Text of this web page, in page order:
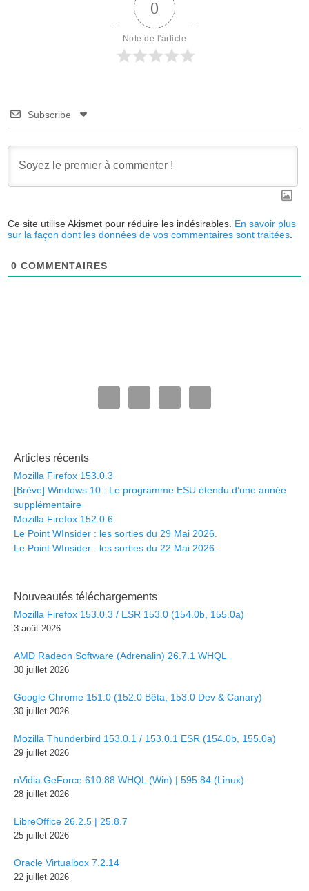
0
Note de l'article
Subscribe
Ce site utilise Akismet pour réduire les indésirables. En savoir plus
sur la façon dont les données de vos commentaires sont traitées
0 COMMENTAIRES
Articles récents
Mozilla Firefox 153.0.3
[Brève] Windows 10 : Le programme ESU étendu d’une année
supplémentaire
Mozilla Firefox 152.0.6
Le Point WInsider : les sorties du 29 Mai 2026.
Le Point WInsider : les sorties du 22 Mai 2026.
Nouveautés téléchargements
Mozilla Firefox 153.0.3 / ESR 153.0 (154.0b, 155.0a)
3 août 2026
AMD Radeon Software (Adrenalin) 26.7.1 WHQL
30 juillet 2026
Google Chrome 151.0 (152.0 Bêta, 153.0 Dev & Canary)
30 juillet 2026
Mozilla Thunderbird 153.0.1 / 153.0.1 ESR (154.0b, 155.0a)
29 juillet 2026
nVidia GeForce 610.88 WHQL (Win) | 595.84 (Linux)
28 juillet 2026
LibreOffice 26.2.5 | 25.8.7
25 juillet 2026
Oracle Virtualbox 7.2.14
22 juillet 2026